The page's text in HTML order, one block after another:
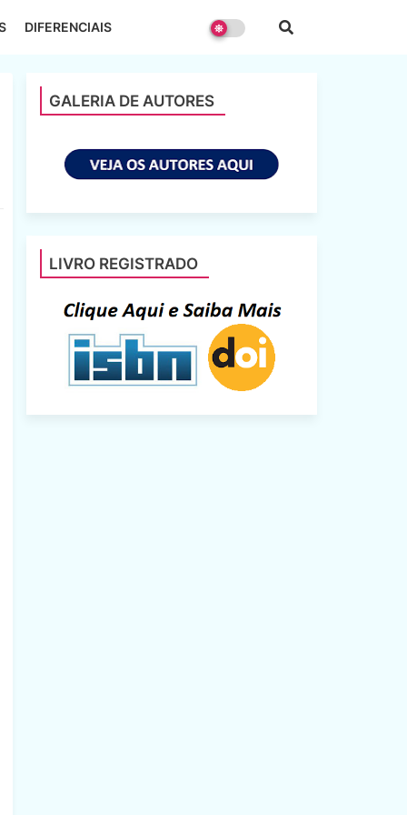
DIFERENCIAIS
GALERIA DE AUTORES
LIVRO REGISTRADO